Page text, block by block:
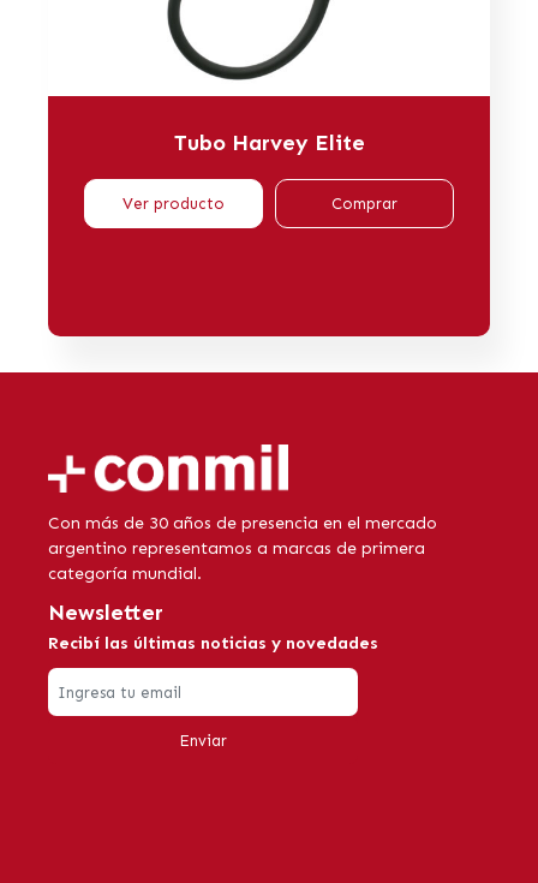
Tubo Harvey Elite
Ver producto Comprar
Con más de 30 años de presencia en el mercado
argentino representamos a marcas de primera
categoría mundial.
Newsletter
Recibí las últimas noticias y novedades
Enviar